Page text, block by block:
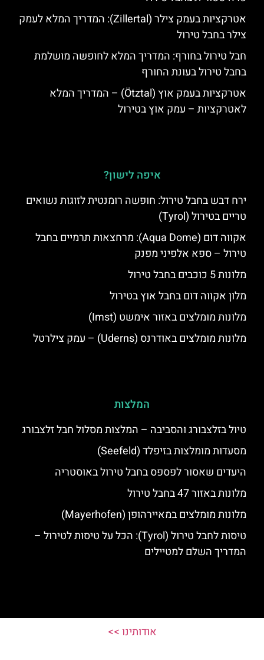
אטרקציות בעמק צילר (Zillertal): המדריך המלא לעמק
צילר בחבל טירול
חבל טירול בחורף: המדריך המלא לחופשה מושלמת
בחבל טירול בעונת החורף
אטרקציות בעמק אוץ (Ötztal) – המדריך המלא
לאטרקציות – עמק אוץ בטירול
איפה לישון?
ירח דבש בחבל טירול: חופשה רומנטית לזוגות נשואים
טריים בטירול (Tyrol)
אקווה דום (Aqua Dome): מרחצאות תרמיים בחבל
טירול – ספא אלפיני מפנק
מלונות 5 כוכבים בחבל טירול
מלון אקווה דום בחבל אוץ בטירול
מלונות מומלצים באזור אימשט (Imst)
מלונות מומלצים באודרנס (Uderns) – עמק צילרטל
המלצות
טיול בזלצבורג והסביבה – המלצות מסלול חבל זלצבורג
מסעדות מומלצות בזיפלד (Seefeld)
היעדים שאסור לפספס בחבל טירול באוסטריה
מלונות באזור 47 בחבל טירול
מלונות מומלצים במאיירהופן (Mayerhofen)
טיסות לחבל טירול (Tyrol): הכל על טיסות לטירול –
המדריך השלם למטיילים
אודותינו >>